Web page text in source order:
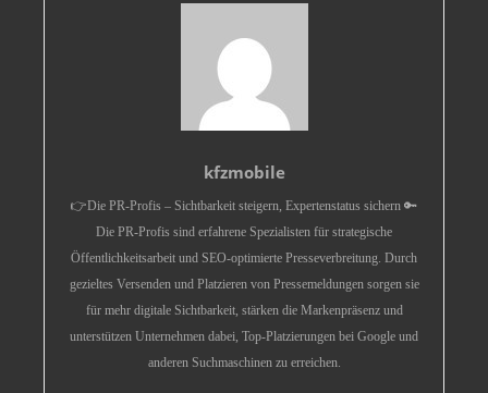
kfzmobile
👉Die PR-Profis – Sichtbarkeit steigern, Expertenstatus sichern 🔑
Die PR-Profis sind erfahrene Spezialisten für strategische
Öffentlichkeitsarbeit und SEO-optimierte Presseverbreitung. Durch
gezieltes Versenden und Platzieren von Pressemeldungen sorgen sie
für mehr digitale Sichtbarkeit, stärken die Markenpräsenz und
unterstützen Unternehmen dabei, Top-Platzierungen bei Google und
anderen Suchmaschinen zu erreichen.